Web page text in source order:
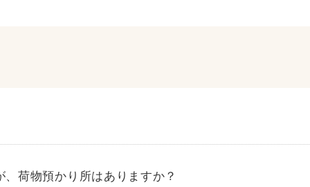
荷物預かり所はありますか？